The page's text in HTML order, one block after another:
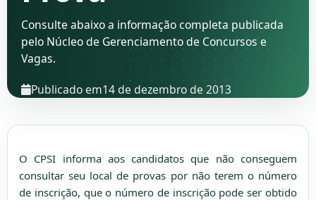
Consulte abaixo a informação completa publicada
pelo Núcleo de Gerenciamento de Concursos e
Vagas.
Publicado em14 de dezembro de 2013
O CPSI informa aos candidatos que não conseguem
consultar seu local de provas por não terem o número
de inscrição, que o número de inscrição pode ser obtido